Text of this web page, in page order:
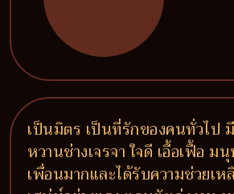
เป็นมิตร เป็นที่รักของคนทั่วไป
หวานช่างเจรจา ใจดี เอื้อเฟื้อ
เพื่อนมากและได้รับความช่วยเห